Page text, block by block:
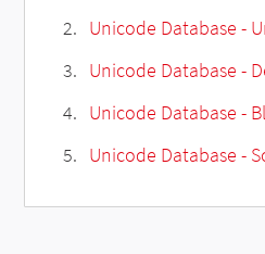
Unicode Database -
Unicode Database -
Unicode Database -
Unicode Database -